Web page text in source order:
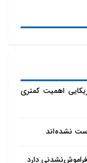
اهمیت کمتری
نشده‌اند
دارد